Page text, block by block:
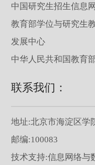
中国研究生招生信息网
教育部学位与研究生
发展中心
中华人民共和国教育
联系我们：
地址:北京市海淀区学
邮编:100083
技术支持:信息网络与